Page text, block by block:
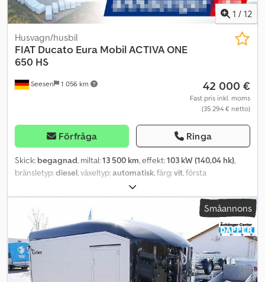
1 / 12
Seesen 1 056 km
Husvagn/husbil
FIAT Ducato Eura Mobil ACTIVA ONE
650 HS
42 000 €
Fast pris inkl. moms
(35 294 € netto)
Förfråga Ringa
Skick: begagnad, miltal:13 500 km, effekt:103 kW (140,04 hk),
bränsletyp:diesel , växeltyp:automatisk , färg:vit , första
, axelkonfiguration:
Utrustning:har haft en olycka, Fiat Ducato Eura Mobil ACTIVA
ONE 650 HS Tekniska data: Motor / Chassi: Fiat Ducato Eura Mobil
ACTIVA ONE 650 HS * Först registrerad: 09/2022 * 13 500 km *
Modell: ACTIVA ONE 650 HS * Effekt: 103 kW * Växellåda: Automat
* Tillåten totalvikt: 3 500 kg * DIESEL * Färg: vit Dcedpfoxu Sz Hox
Akwjk * Dubbelsäng Utrustning: * Travel Paket *
Ambientebelysning (indirekt belysning i överskåp och badrum) *
Småannons